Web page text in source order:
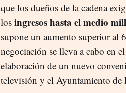
que los dueños de la cadena
los ingresos hasta el medio
supone un aumento superior al
negociación se lleva a cabo en
elaboración de un nuevo
televisión y el Ayuntamiento de